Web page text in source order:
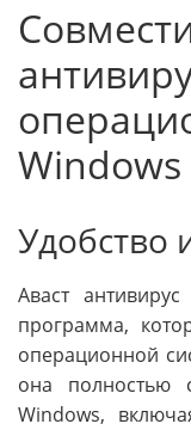
Windows
Удобство
Аваст
программа,
операционной
она полностью
Windows,